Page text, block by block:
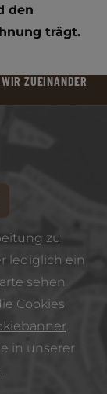
den
trägt.
ZUEINANDER
zu
lediglich ein
sehen
Cookies
.
in unserer
.